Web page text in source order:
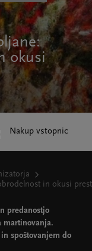
okusi
in okusi
predanostjo
martinovanja.
spoštovanjem do
Nakup vstopnic